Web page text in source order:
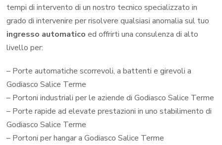
tempi di intervento di un nostro tecnico specializzato in
grado di intervenire per risolvere qualsiasi anomalia sul tuo
ingresso automatico ed offrirti una consulenza di alto
livello per:
– Porte automatiche scorrevoli, a battenti e girevoli a
Godiasco Salice Terme
– Portoni industriali per le aziende di Godiasco Salice Terme
– Porte rapide ad elevate prestazioni in uno stabilimento di
Godiasco Salice Terme
– Portoni per hangar a Godiasco Salice Terme